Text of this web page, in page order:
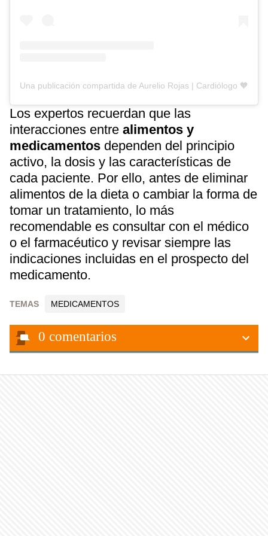
Una publicación compartida de Aurelio Rojas | Cardiólogo 🧡
Los expertos recuerdan que las
interacciones entre alimentos y
medicamentos dependen del principio
activo, la dosis y las características de
cada paciente. Por ello, antes de eliminar
alimentos de la dieta o cambiar la forma de
tomar un tratamiento, lo más
recomendable es consultar con el médico
o el farmacéutico y revisar siempre las
indicaciones incluidas en el prospecto del
medicamento.
TEMAS MEDICAMENTOS
0 comentarios